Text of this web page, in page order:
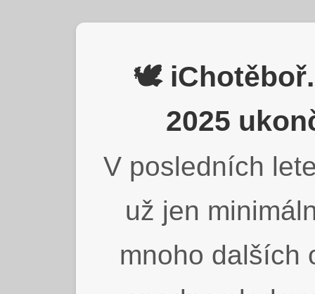
🕊️
2025
V posledních
už jen
mnoho dalších